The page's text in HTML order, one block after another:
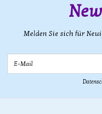
Melden Sie sich für